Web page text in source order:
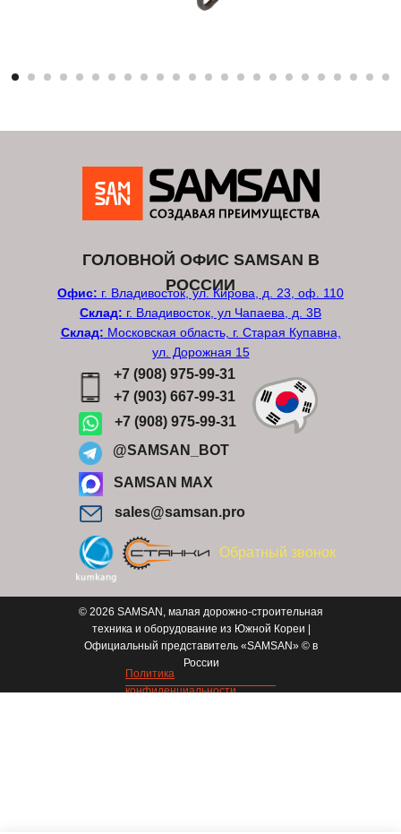
ГОЛОВНОЙ ОФИС SAMSAN В
РОССИИ
Офис: г. Владивосток, ул. Кирова, д. 23, оф. 110
Склад: г. Владивосток, ул Чапаева, д. 3В
Склад: Московская область, г. Старая Купавна,
ул. Дорожная 15
+7 (908) 975-99-31
+7 (903) 667-99-31
sales@samsan.pro
+7 (908) 975-99-31
SAMSAN MAX
@SAMSAN_BOT
Обратный звонок
© 2026 SAMSAN, малая дорожно-строительная
техника и оборудование из Южной Кореи |
Официальный представитель «SAMSAN» © в
России
Политика
конфиденциальности